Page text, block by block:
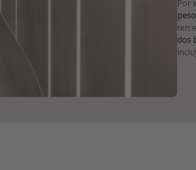
Por
ten
dos